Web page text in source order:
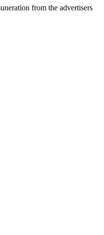
from the advertisers